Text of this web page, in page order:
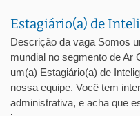
Estagiário(a) de
Descrição da vaga Somos
mundial no segmento de Ar
um(a) Estagiário(a) de
nossa equipe. Você tem
administrativa, e acha que